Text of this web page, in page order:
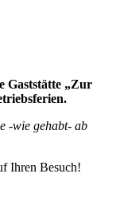
Gaststätte „Zur
-wie gehabt- ab
Ihren Besuch!